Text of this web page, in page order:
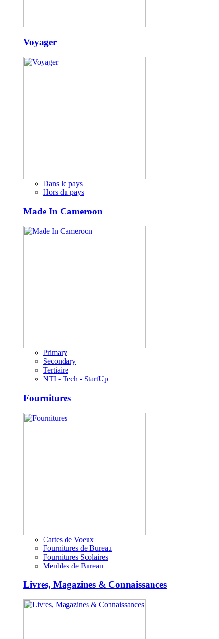
Voyager
Dans le pays
Hors du pays
Made In Cameroon
Primary
Secondary
Tertiaire
NTI - Tech - StartUp
Fournitures
Cartes de Voeux
Fournitures de Bureau
Fournitures Scolaires
Meubles de Bureau
Livres, Magazines & Connaissances